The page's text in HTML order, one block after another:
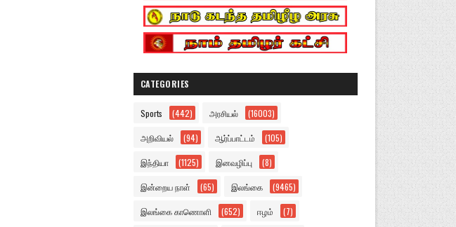
CATEGORIES
Sports (442) அரசியல் (16003)
அறிவியல் (94) ஆர்ப்பாட்டம் (105)
இந்தியா (1125) இனவழிப்பு (8)
இன்றைய நாள் (65) இலங்கை (9465)
இலங்கை காணொளி (652) ஈழம் (7)